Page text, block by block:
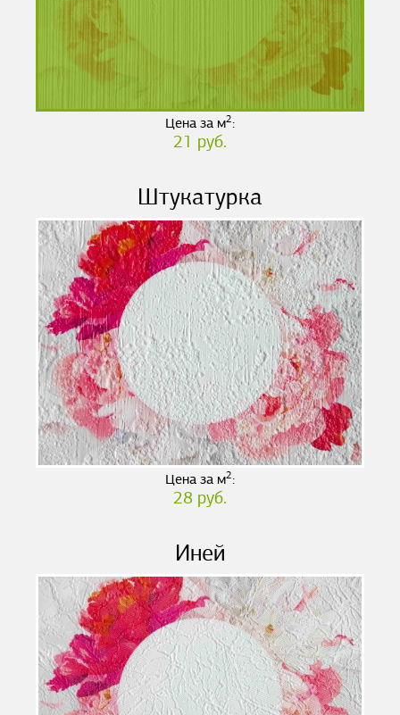
Цена за м2:
21 руб.
Штукатурка
Цена за м2:
28 руб.
Иней